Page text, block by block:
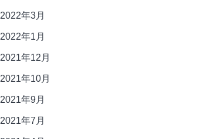
2022年3月
2022年1月
2021年12月
2021年10月
2021年9月
2021年7月